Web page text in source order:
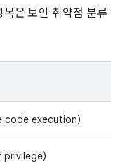
은 보안 취약점 분류
code execution)
privilege)